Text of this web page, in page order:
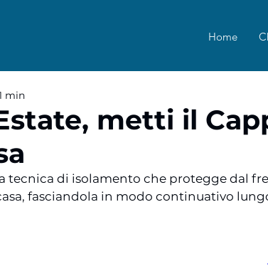
Home
metti il
min
tecnica di isolamento che protegge dal
fasciandola in modo continuativo